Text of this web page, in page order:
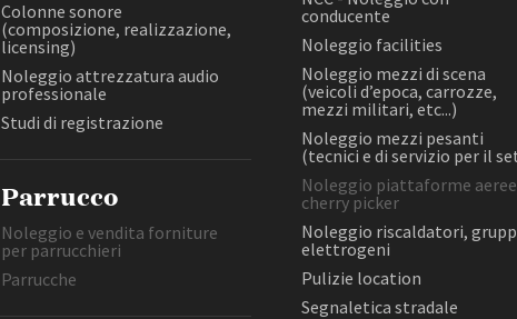
Ciak in TOur!
Cookie policy Whistleblowing
Laboratorio di post-produzione
(post-produzione e montaggio
video, post-produzione e
missaggio audio)
NCC - Noleggio con conducente
di servizio per il set)
Noleggio piattaforme aeree,
cherry picker
Noleggio riscaldatori, gruppi
elettrogeni
Colonne sonore
(composizione, realizzazione,
licensing)
Noleggio attrezzatura audio
professionale
Studi di registrazione
Parrucco
Noleggio e vendita forniture
per parrucchieri
Parrucche
conducente
Noleggio facilities
Noleggio mezzi di scena
(veicoli d’epoca, carrozze,
mezzi militari, etc...)
Noleggio mezzi pesanti
(tecnici e di servizio per il
Noleggio piattaforme
cherry picker
Noleggio riscaldatori,
elettrogeni
Pulizie location
Segnaletica stradale